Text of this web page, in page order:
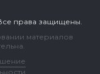
права защищены.
материалов